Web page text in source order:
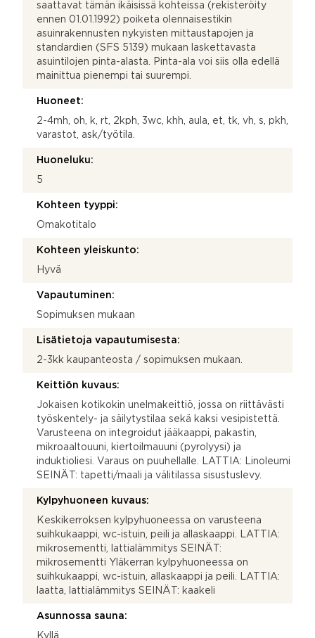
saattavat tämän ikäisissä kohteissa (rekisteröity
ennen 01.01.1992) poiketa olennaisestikin
asuinrakennusten nykyisten mittaustapojen ja
standardien (SFS 5139) mukaan laskettavasta
asuintilojen pinta-alasta. Pinta-ala voi siis olla edellä
mainittua pienempi tai suurempi.
Huoneet:
2-4mh, oh, k, rt, 2kph, 3wc, khh, aula, et, tk, vh, s, pkh,
varastot, ask/työtila.
Huoneluku:
5
Kohteen tyyppi:
Omakotitalo
Kohteen yleiskunto:
Hyvä
Vapautuminen:
Sopimuksen mukaan
Lisätietoja vapautumisesta:
2-3kk kaupanteosta / sopimuksen mukaan.
Keittiön kuvaus:
Jokaisen kotikokin unelmakeittiö, jossa on riittävästi
työskentely- ja säilytystilaa sekä kaksi vesipistettä.
Varusteena on integroidut jääkaappi, pakastin,
mikroaaltouuni, kiertoilmauuni (pyrolyysi) ja
induktioliesi. Varaus on puuhellalle. LATTIA: Linoleumi
SEINÄT: tapetti/maali ja välitilassa sisustuslevy.
Kylpyhuoneen kuvaus:
Keskikerroksen kylpyhuoneessa on varusteena
suihkukaappi, wc-istuin, peili ja allaskaappi. LATTIA:
mikrosementti, lattialämmitys SEINÄT:
mikrosementti Yläkerran kylpyhuoneessa on
suihkukaappi, wc-istuin, allaskaappi ja peili. LATTIA:
laatta, lattialämmitys SEINÄT: kaakeli
Asunnossa sauna:
Kyllä